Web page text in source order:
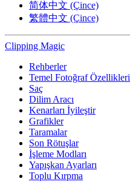
简体中文 (Çince)
繁體中文 (Çince)
Clipping Magic
Rehberler
Temel Fotoğraf Özellikleri
Saç
Dilim Aracı
Kenarları İyileştir
Grafikler
Taramalar
Son Rötuşlar
İşleme Modları
Yapışkan Ayarları
Toplu Kırpma